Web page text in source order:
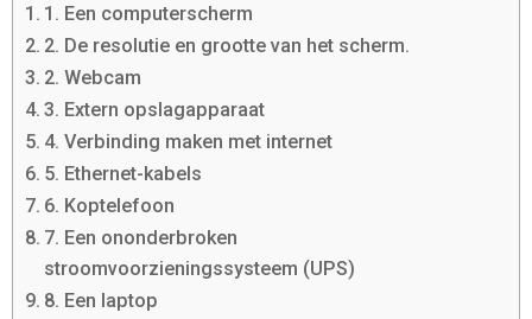
1. Een computerscherm
2. De resolutie en grootte van het scherm.
2. Webcam
3. Extern opslagapparaat
4. Verbinding maken met internet
5. Ethernet-kabels
6. Koptelefoon
7. Een ononderbroken
stroomvoorzieningssysteem (UPS)
8. Een laptop